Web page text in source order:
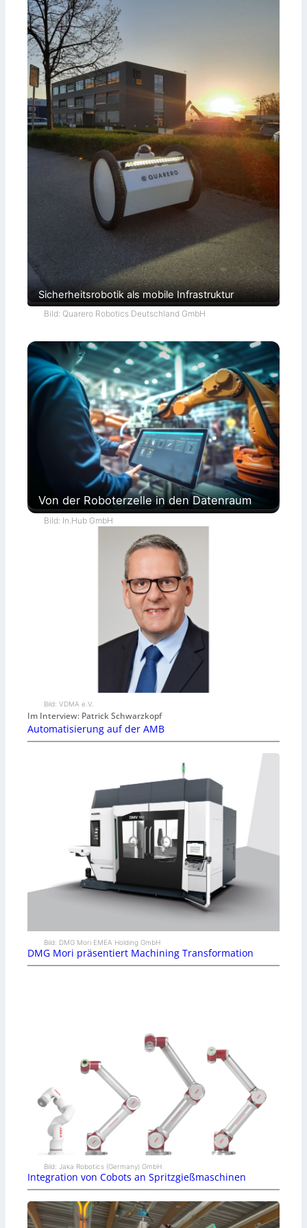
Sicherheitsrobotik als mobile Infrastruktur
Bild: Quarero Robotics Deutschland GmbH
Von der Roboterzelle in den Datenraum
Bild: In.Hub GmbH
Bild: VDMA e.V.
Im Interview: Patrick Schwarzkopf
Automatisierung auf der AMB
Bild: DMG Mori EMEA Holding GmbH
DMG Mori präsentiert Machining Transformation
Bild: Jaka Robotics (Germany) GmbH
Integration von Cobots an Spritzgießmaschinen